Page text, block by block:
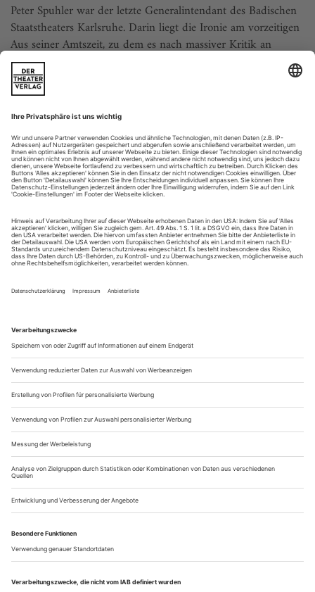
Peter Spuhler war der letzte Generalintendant des Badischen
Staatstheaters Karlsruhe. Darin liegt die Ironie am vorzeitigen
Aus seiner Amtszeit, zu dem es nach massiver Kritik an
seinem Führungsstil kam. Denn durch seine Demission
wurde der Weg frei für etwas, das er selbst oft als eines seiner
Ziele ausgegeben hat: Das Staatstheater könnte als
Institution...
Smells like Jugendzentrum
nach Paula Irmschler «Superbusen» (U) im Theater Chemnitz,
Spinnbau
Willkommen im alternativen Jugendzentrum, nur echt mit
Bühnenelementen aus Bierkästen und cooler Riot-Girls-Band,
die mit Elektropunk einmal so richtig vom Leder zieht. In
diesem Setting lassen Regisseurin Kathrin Brune und Kostüm-
und Bühnenbildnerin Pia Wessels im Chemnitz die
Uraufführung von Paula Irmschlers Debütroman
Premieren 5/22
AACHEN, THEATER
6. Churchill, In weiter Ferne
R. Martin Schulze
ANSBACH, THEATER
7. Strömquist, I’m every woman (DE)
R. Maike Bouschen
14. Walser, Ich bin wie ihr, ich liebe Äpfel
R. Laurent Gröflin
AUGSBURG, STAATSTHEATER
8. Horváth, Geschichten aus dem Wiener Wald
R. Sebastian Schug
BADEN-BADEN, THEATER
22. Cervantes, Don Quijote